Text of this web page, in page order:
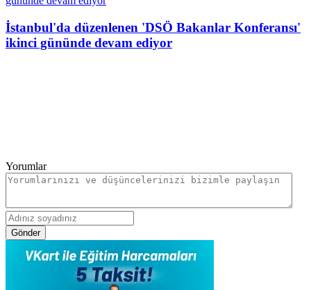
İstanbul'da düzenlenen 'DSÖ Bakanlar Konferansı'
ikinci gününde devam ediyor
Yorumlar
Gönder